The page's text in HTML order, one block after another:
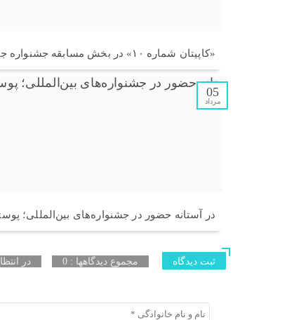
«کاپیتان شماره ۱۰» در بخش مسابقه جشنواره جیفونی ایتالیا
05
مرداد
در آستانه حضور در جشنواره‌های بین‌المللی؛
ثبت دیدگاه مجموع دیدگاهها : 0 در